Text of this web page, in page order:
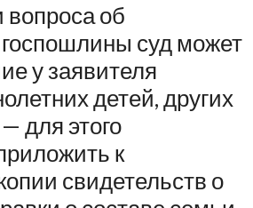
об
суд может
у заявителя
детей, других
для этого
к
свидетельств о